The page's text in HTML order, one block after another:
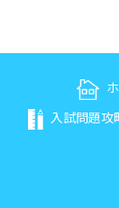
入試問題攻